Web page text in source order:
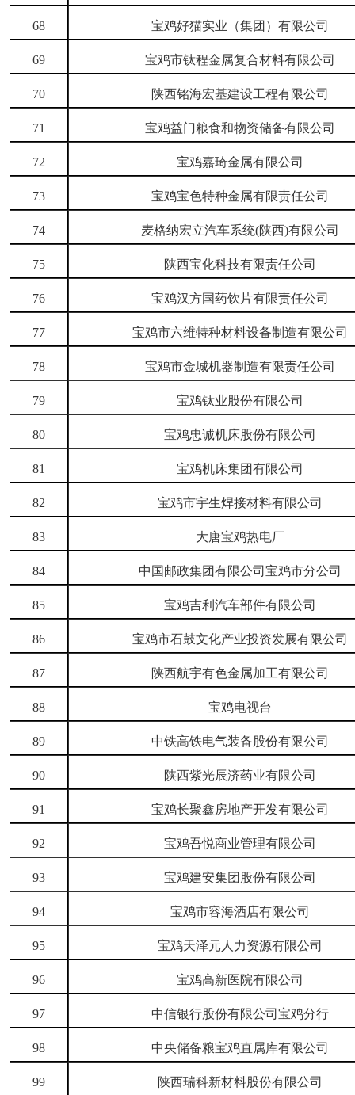
68 宝鸡好猫实业（集团）有限公司
69 宝鸡市钛程金属复合材料有限公司
70 陕西铭海宏基建设工程有限公司
71 宝鸡益门粮食和物资储备有限公司
72 宝鸡嘉琦金属有限公司
73 宝鸡宝色特种金属有限责任公司
74 麦格纳宏立汽车系统(陕西)有限公司
75 陕西宝化科技有限责任公司
76 宝鸡汉方国药饮片有限责任公司
77 宝鸡市六维特种材料设备制造有限公司
78 宝鸡市金城机器制造有限责任公司
79 宝鸡钛业股份有限公司
80 宝鸡忠诚机床股份有限公司
81 宝鸡机床集团有限公司
82 宝鸡市宇生焊接材料有限公司
83 大唐宝鸡热电厂
84 中国邮政集团有限公司宝鸡市分公司
85 宝鸡吉利汽车部件有限公司
86 宝鸡市石鼓文化产业投资发展有限公司
87 陕西航宇有色金属加工有限公司
88 宝鸡电视台
89 中铁高铁电气装备股份有限公司
90 陕西紫光辰济药业有限公司
91 宝鸡长聚鑫房地产开发有限公司
92 宝鸡吾悦商业管理有限公司
93 宝鸡建安集团股份有限公司
94 宝鸡市容海酒店有限公司
95 宝鸡天泽元人力资源有限公司
96 宝鸡高新医院有限公司
97 中信银行股份有限公司宝鸡分行
98 中央储备粮宝鸡直属库有限公司
99 陕西瑞科新材料股份有限公司